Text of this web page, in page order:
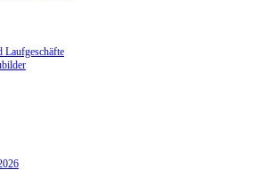
Laufgeschäfte